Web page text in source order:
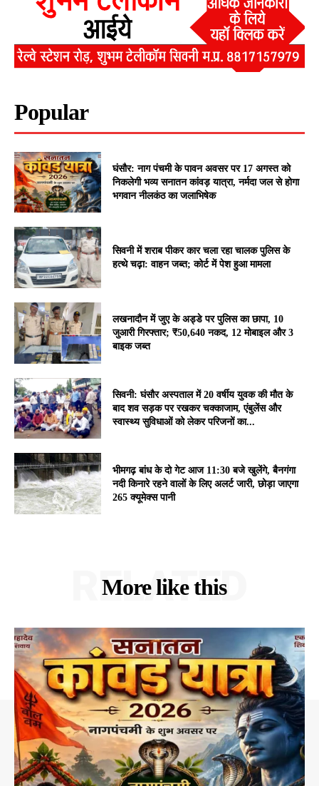
Popular
घंसौर: नाग पंचमी के पावन अवसर पर 17 अगस्त को
निकलेगी भव्य सनातन कांवड़ यात्रा, नर्मदा जल से होगा
भगवान नीलकंठ का जलाभिषेक
सिवनी में शराब पीकर कार चला रहा चालक पुलिस के
हत्थे चढ़ा: वाहन जब्त; कोर्ट में पेश हुआ मामला
लखनादौन में जुए के अड्डे पर पुलिस का छापा, 10
जुआरी गिरफ्तार; ₹50,640 नकद, 12 मोबाइल और 3
बाइक जब्त
सिवनी: घंसौर अस्पताल में 20 वर्षीय युवक की मौत के
बाद शव सड़क पर रखकर चक्काजाम, एंबुलेंस और
स्वास्थ्य सुविधाओं को लेकर परिजनों का...
भीमगढ़ बांध के दो गेट आज 11:30 बजे खुलेंगे, बैनगंगा
नदी किनारे रहने वालों के लिए अलर्ट जारी, छोड़ा जाएगा
265 क्यूमेक्स पानी
More like this
RELATED